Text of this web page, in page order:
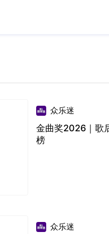
众乐迷
金曲奖2026｜歌
榜
众乐迷